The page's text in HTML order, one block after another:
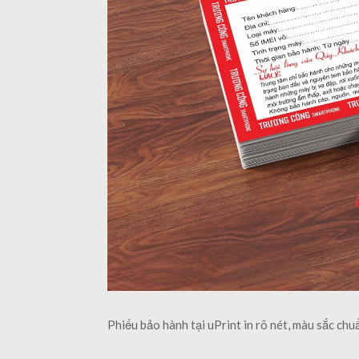
Phiếu bảo hành tại uPrint in rõ nét, màu sắc